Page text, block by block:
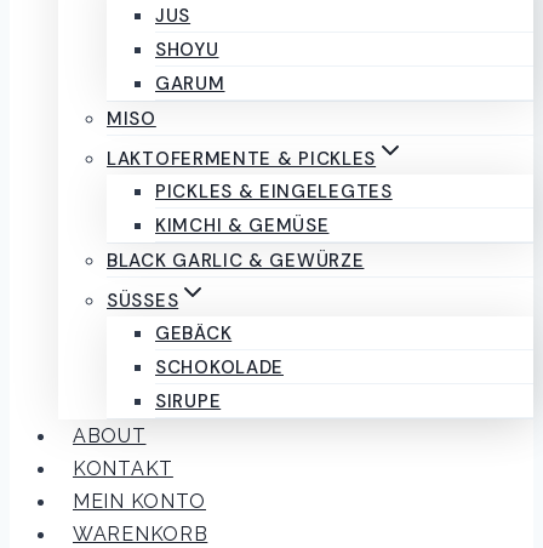
JUS
SHOYU
GARUM
MISO
LAKTOFERMENTE & PICKLES
PICKLES & EINGELEGTES
KIMCHI & GEMÜSE
BLACK GARLIC & GEWÜRZE
SÜSSES
GEBÄCK
SCHOKOLADE
SIRUPE
ABOUT
KONTAKT
MEIN KONTO
WARENKORB